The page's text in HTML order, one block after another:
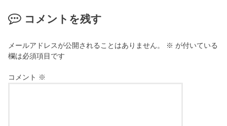
コメントを残す
メールアドレスが公開されることはありません。 ※ が付いている
欄は必須項目です
コメント ※